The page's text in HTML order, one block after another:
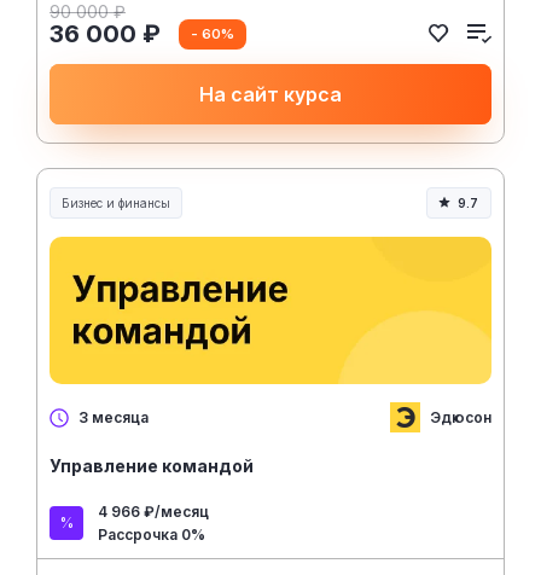
90 000 ₽
36 000 ₽ - 60%
На сайт курса
Бизнес и финансы 9.7
3 месяца Эдюсон
Управление командой
4 966 ₽/месяц
Рассрочка 0%